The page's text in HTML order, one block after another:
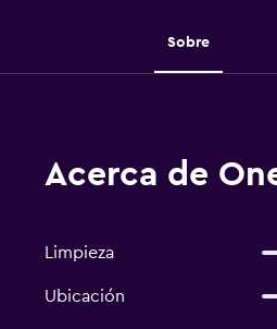
Sobre
Acerca de
Limpieza
Ubicación